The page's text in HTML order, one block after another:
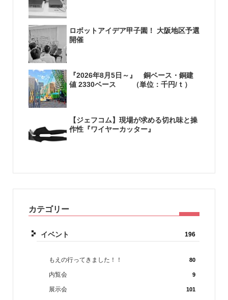
ロボットアイデア甲子園！ 大阪地区予選
開催
『2026年8月5日～』 銅ベース・銅建
値 2330ベース （単位：千円/ｔ）
【ジェフコム】現場が求める切れ味と操
作性『ワイヤーカッター』
カテゴリー
イベント 196
もえの行ってきました！！ 80
内覧会 9
展示会 101